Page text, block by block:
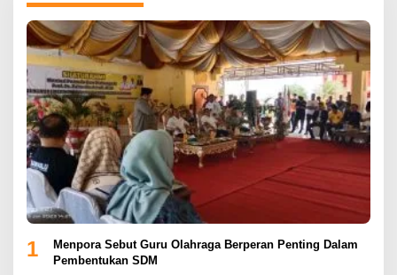
1
Menpora Sebut Guru Olahraga Berperan Penting Dalam
Pembentukan SDM